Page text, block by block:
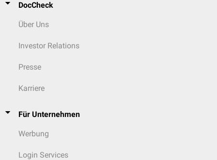
DocCheck
Über Uns
Investor Relations
Presse
Karriere
Für Unternehmen
Werbung
Login Services